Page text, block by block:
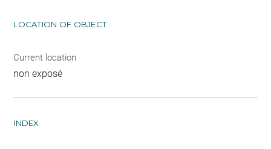
LOCATION OF OBJECT
Current location
non exposé
INDEX